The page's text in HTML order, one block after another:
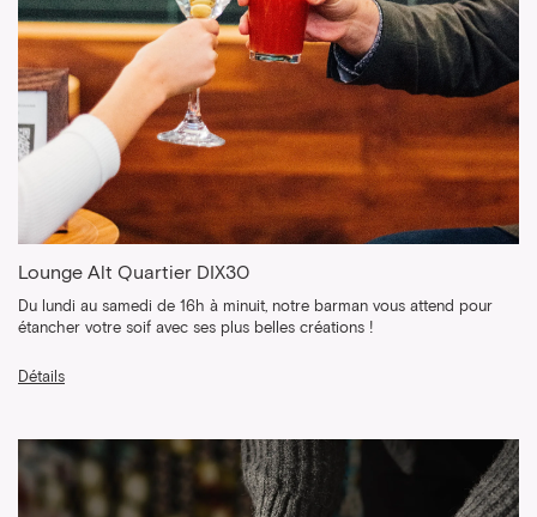
Lounge Alt Quartier DIX30
Du lundi au samedi de 16h à minuit, notre barman vous attend pour
étancher votre soif avec ses plus belles créations !
Détails